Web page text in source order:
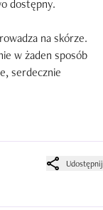
dostępny.
na skórze.
w żaden sposób
serdecznie
Udostępnij